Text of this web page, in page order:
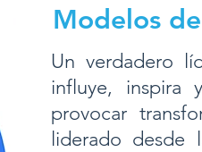
Modelos
Un verdadero
influye, inspira
provocar
liderado